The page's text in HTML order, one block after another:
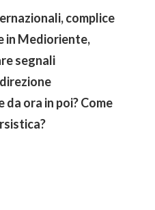
complice
in Medioriente,
segnali
ora in poi? Come